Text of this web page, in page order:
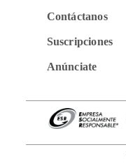
Contáctanos
Suscripciones
Anúnciate